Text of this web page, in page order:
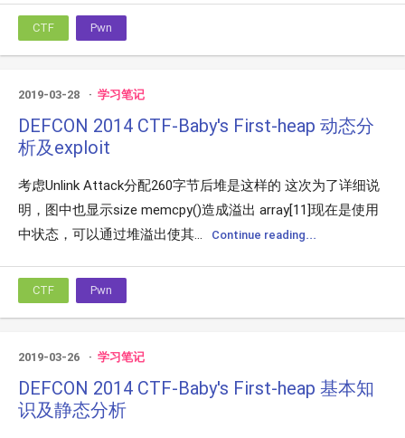
CTF Pwn
2019-03-28 学习笔记
DEFCON 2014 CTF-Baby's First-heap 动态分
析及exploit
考虑Unlink Attack分配260字节后堆是这样的 这次为了详细说
明，图中也显示size memcpy()造成溢出 array[11]现在是使用
中状态，可以通过堆溢出使其...
Continue reading...
CTF Pwn
2019-03-26 学习笔记
DEFCON 2014 CTF-Baby's First-heap 基本知
识及静态分析